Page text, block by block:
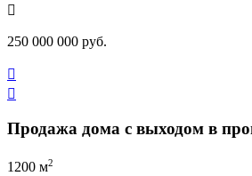

250 000 000 руб.


Продажа дома с выходом в
1200 м2